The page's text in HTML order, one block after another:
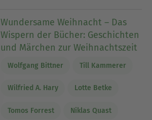
Wundersame Weihnacht – Das
Wispern der Bücher: Geschichten
und Märchen zur Weihnachtszeit
Wolfgang Bittner Till Kammerer
Wilfried A. Hary Lotte Betke
Tomos Forrest Niklas Quast